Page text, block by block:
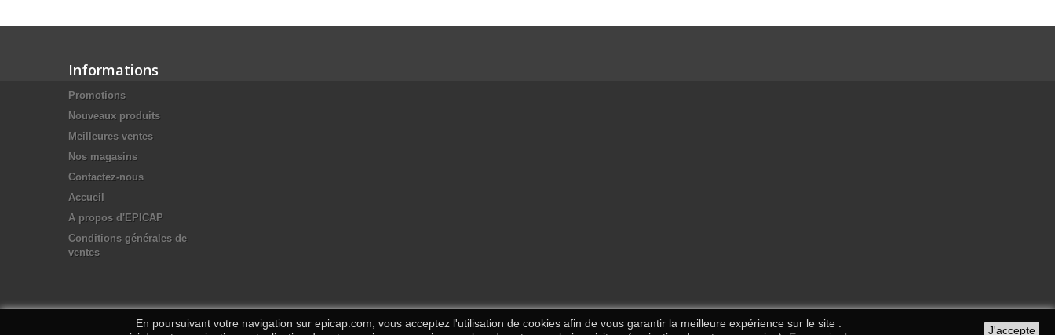
Informations
Promotions
Nouveaux produits
Meilleures ventes
Nos magasins
Contactez-nous
Accueil
A propos d'EPICAP
Conditions générales de
ventes
En poursuivant votre navigation sur epicap.com, vous acceptez l'utilisation de cookies afin de vous garantir la meilleure expérience sur le site :
J'accepte